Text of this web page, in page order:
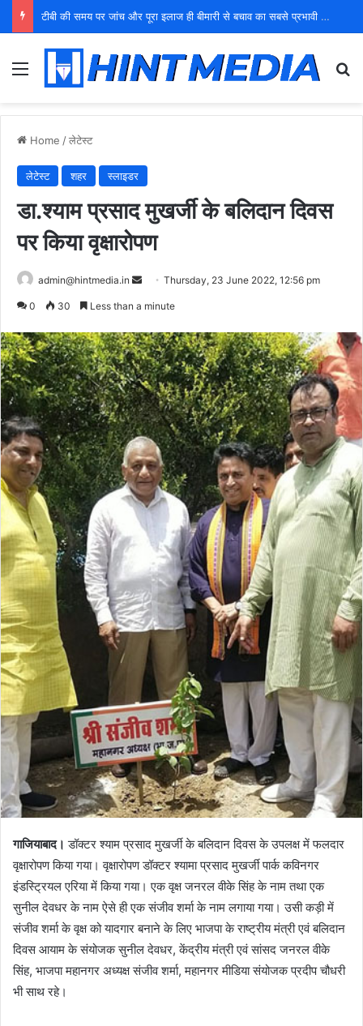
टीबी की समय पर जांच और पूरा इलाज ही बीमारी से बचाव का सबसे प्रभावी उपाय: डॉ. अनिल यादव
Menu
Home /लेटेस्ट
लेटेस्ट शहर स्लाइडर
डा.श्याम प्रसाद मुखर्जी के बलिदान दिवस
पर किया वृक्षारोपण
admin@hintmedia.in
SendThursday, 23 June 2022, 12:56 pm
0 30 Less than a minute
गाजियाबाद। डॉक्टर श्याम प्रसाद मुखर्जी के बलिदान दिवस के उपलक्ष में फलदार
वृक्षारोपण किया गया। वृक्षारोपण डॉक्टर श्यामा प्रसाद मुखर्जी पार्क कविनगर
इंडस्ट्रियल एरिया में किया गया। एक वृक्ष जनरल वीके सिंह के नाम तथा एक
सुनील देवधर के नाम ऐसे ही एक संजीव शर्मा के नाम लगाया गया। उसी कड़ी में
संजीव शर्मा के वृक्ष को यादगार बनाने के लिए भाजपा के राष्ट्रीय मंत्री एवं बलिदान
दिवस आयाम के संयोजक सुनील देवधर, केंद्रीय मंत्री एवं सांसद जनरल वीके
सिंह, भाजपा महानगर अध्यक्ष संजीव शर्मा, महानगर मीडिया संयोजक प्रदीप चौधरी
भी साथ रहे।